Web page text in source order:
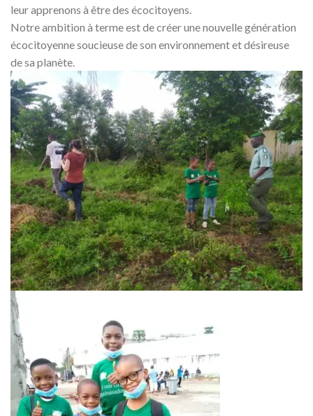
leur apprenons à être des écocitoyens.
Notre ambition à terme est de créer une nouvelle génération
écocitoyenne soucieuse de son environnement et désireuse
de sa planète.